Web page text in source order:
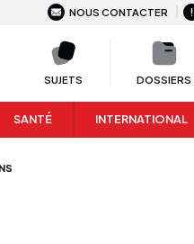
NOUS CONTACTER
SUJETS DOSSIERS
SANTÉ INTERNATIONAL